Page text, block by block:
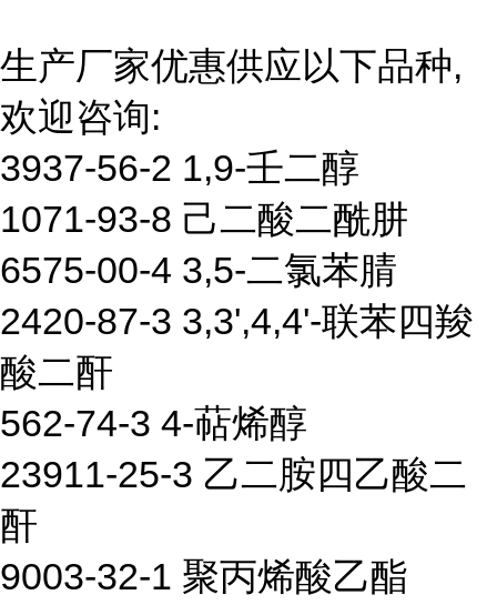
生产厂家优惠供应以下品种,
欢迎咨询:
3937-56-2 1,9-壬二醇
1071-93-8 己二酸二酰肼
6575-00-4 3,5-二氯苯腈
2420-87-3 3,3',4,4'-联苯四羧
酸二酐
562-74-3 4-萜烯醇
23911-25-3 乙二胺四乙酸二
酐
9003-32-1 聚丙烯酸乙酯